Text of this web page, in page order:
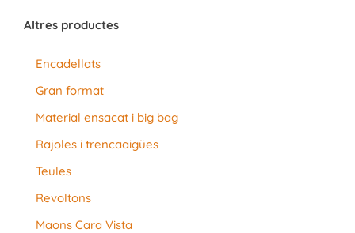
Altres productes
Encadellats
Gran format
Material ensacat i big bag
Rajoles i trencaaigües
Teules
Revoltons
Maons Cara Vista